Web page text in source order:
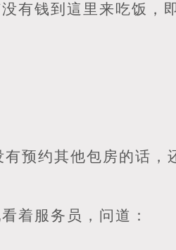
有钱到這里来吃饭，
预约其他包房的话，
着服务员，问道：